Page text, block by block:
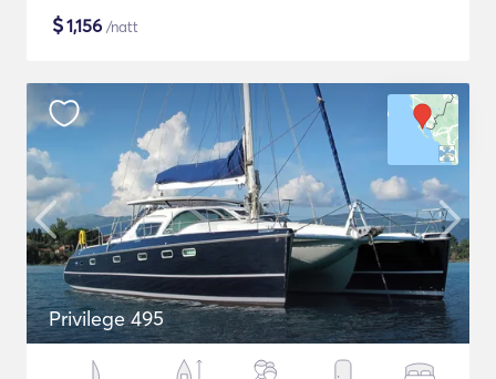
$1,156 /natt
Privilege 495